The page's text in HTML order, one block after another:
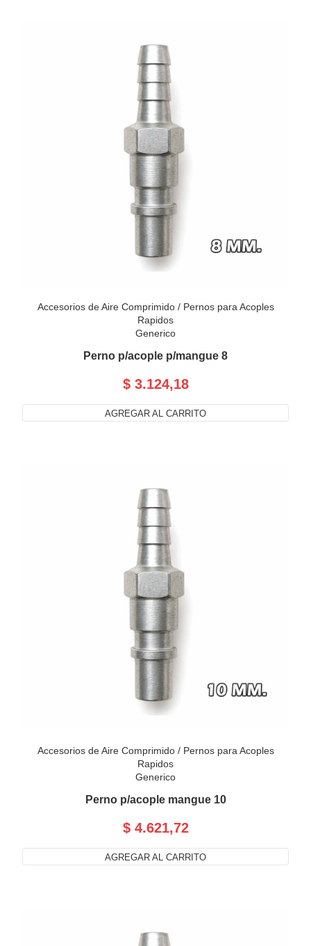
Accesorios de Aire Comprimido/ Pernos para Acoples
Rapidos
Generico
Perno p/acople p/mangue 8
$ 3.124,18
AGREGAR AL CARRITO
Accesorios de Aire Comprimido/ Pernos para Acoples
Rapidos
Generico
Perno p/acople mangue 10
$ 4.621,72
AGREGAR AL CARRITO